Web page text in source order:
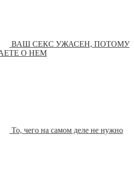
ВАШ СЕКС УЖАСЕН, ПОТОМУ
О НЕМ
То, чего на самом деле не нужно